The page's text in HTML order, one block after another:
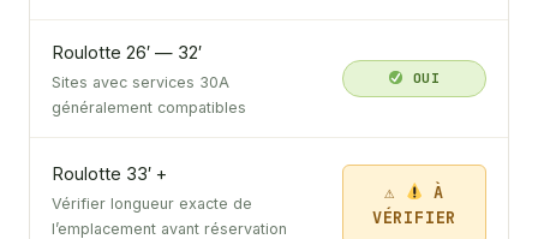
Roulotte 26′ — 32′
Sites avec services 30A
généralement compatibles
OUI
Roulotte 33′ +
Vérifier longueur exacte de
l’emplacement avant réservation
À
VÉRIFIER